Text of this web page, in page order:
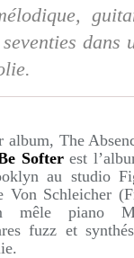
dans
album, The
Softerest
au studio
Schleicher
mêle piano
fuzz et